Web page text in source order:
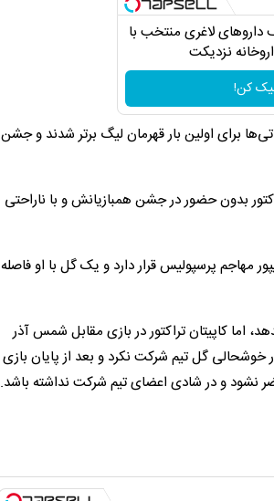
داروهای لاغری منتخب با
نزدیکت
کن!
برای اولین بار قهرمان لیگ برتر شدند و جشن
بدون حضور در جشن همبازیانش و با ناراحتی
مهاجم پرسپولیس قرار دارد و یک گل با او فاصله
اما کاپیتان تراکتور در بازی مقابل شمس آذر
گل تیم شرکت نکرد و بعد از پایان بازی
نشود و در شادی اعضای تیم شرکت نداشته باشد.